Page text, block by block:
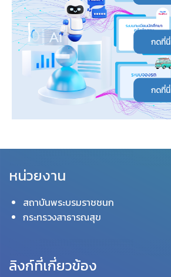
Skip
content
กดที่นี่
กดที่นี่
หน่วยงาน
สถาบันพระบรมราชชนก
กระทรวงสาธารณสุข
ลิงก์ที่เกี่ยวข้อง